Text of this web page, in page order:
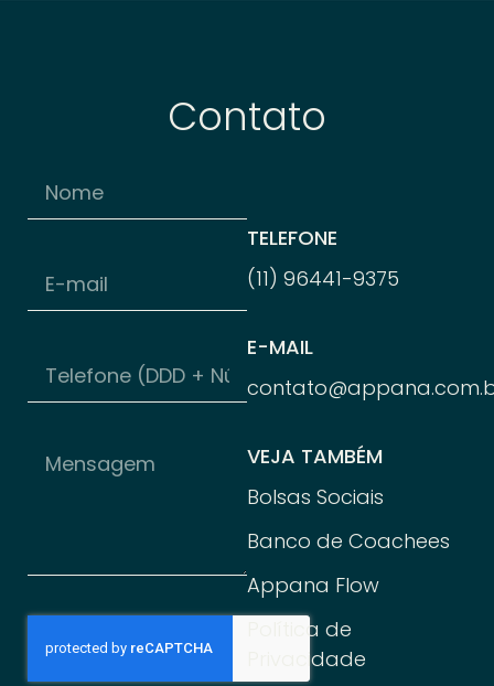
Contato
TELEFONE
(11) 96441-9375
E-MAIL
VEJA TAMBÉM
Bolsas Sociais
Banco de Coachees
Appana Flow
Política de
Privacidade